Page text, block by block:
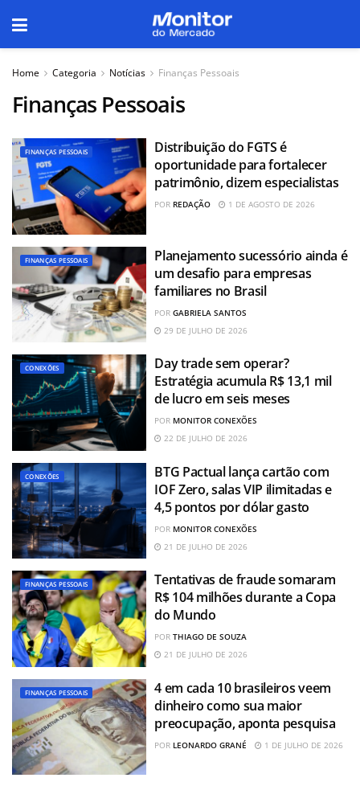
Home Categoria Notícias Finanças Pessoais
Finanças Pessoais
FINANÇAS PESSOAIS
Distribuição do FGTS é
oportunidade para fortalecer
patrimônio, dizem especialistas
POR REDAÇÃO 1 DE AGOSTO DE 2026
FINANÇAS PESSOAIS
Planejamento sucessório ainda é
um desafio para empresas
familiares no Brasil
POR GABRIELA SANTOS
29 DE JULHO DE 2026
CONEXÕES
Day trade sem operar?
Estratégia acumula R$ 13,1 mil
de lucro em seis meses
POR MONITOR CONEXÕES
22 DE JULHO DE 2026
CONEXÕES
BTG Pactual lança cartão com
IOF Zero, salas VIP ilimitadas e
4,5 pontos por dólar gasto
POR MONITOR CONEXÕES
21 DE JULHO DE 2026
FINANÇAS PESSOAIS
Tentativas de fraude somaram
R$ 104 milhões durante a Copa
do Mundo
POR THIAGO DE SOUZA
21 DE JULHO DE 2026
FINANÇAS PESSOAIS
4 em cada 10 brasileiros veem
dinheiro como sua maior
preocupação, aponta pesquisa
POR LEONARDO GRANÉ 1 DE JULHO DE 2026